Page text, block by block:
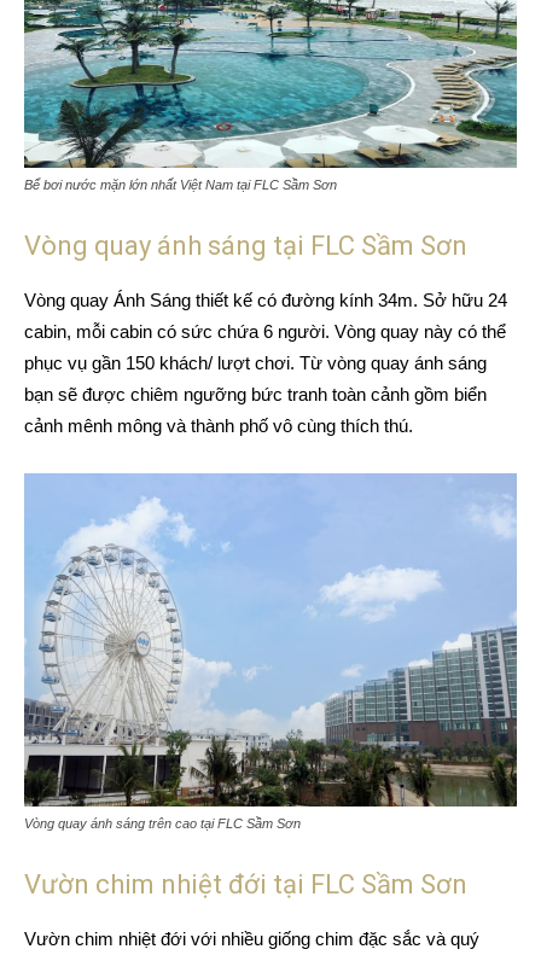
Bể bơi nước mặn lớn nhất Việt Nam tại FLC Sầm Sơn
Vòng quay ánh sáng tại FLC Sầm Sơn
Vòng quay Ánh Sáng thiết kế có đường kính 34m. Sở hữu 24
cabin, mỗi cabin có sức chứa 6 người. Vòng quay này có thể
phục vụ gần 150 khách/ lượt chơi. Từ vòng quay ánh sáng
bạn sẽ được chiêm ngưỡng bức tranh toàn cảnh gồm biển
cảnh mênh mông và thành phố vô cùng thích thú.
Vòng quay ánh sáng trên cao tại FLC Sầm Sơn
Vườn chim nhiệt đới tại FLC Sầm Sơn
Vườn chim nhiệt đới với nhiều giống chim đặc sắc và quý